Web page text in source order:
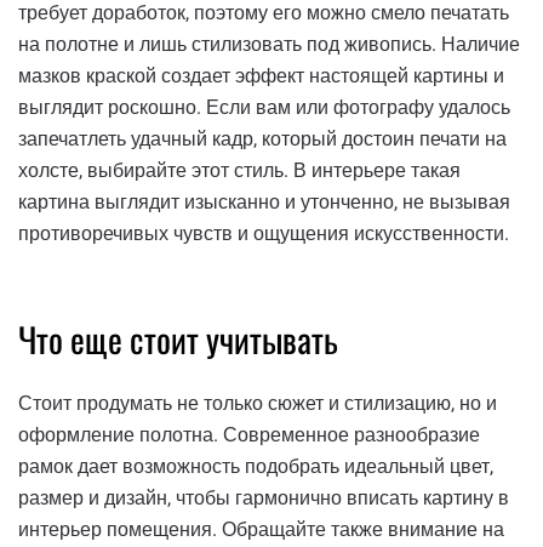
требует доработок, поэтому его можно смело печатать
на полотне и лишь стилизовать под живопись. Наличие
мазков краской создает эффект настоящей картины и
выглядит роскошно. Если вам или фотографу удалось
запечатлеть удачный кадр, который достоин печати на
холсте, выбирайте этот стиль. В интерьере такая
картина выглядит изысканно и утонченно, не вызывая
противоречивых чувств и ощущения искусственности.
Что еще стоит учитывать
Стоит продумать не только сюжет и стилизацию, но и
оформление полотна. Современное разнообразие
рамок дает возможность подобрать идеальный цвет,
размер и дизайн, чтобы гармонично вписать картину в
интерьер помещения. Обращайте также внимание на